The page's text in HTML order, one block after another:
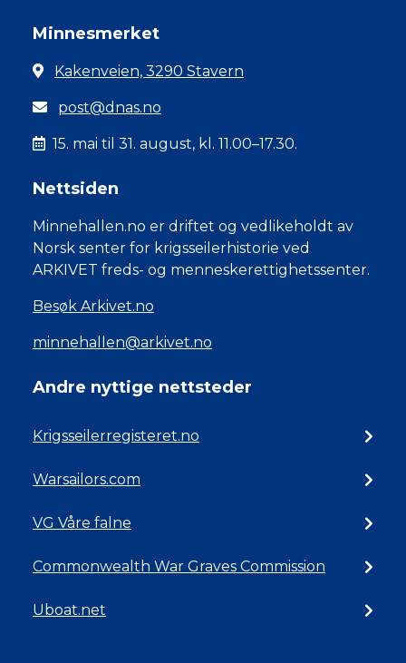
Minnesmerket
Kakenveien, 3290 Stavern
post@dnas.no
15. mai til 31. august, kl. 11.00–17.30.
Nettsiden
Minnehallen.no er driftet og vedlikeholdt av
Norsk senter for krigsseilerhistorie ved
ARKIVET freds- og menneskerettighetssenter.
Besøk Arkivet.no
minnehallen@arkivet.no
Andre nyttige nettsteder
Krigsseilerregisteret.no
Warsailors.com
VG Våre falne
Commonwealth War Graves Commission
Uboat.net